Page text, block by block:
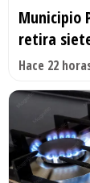
Municipio
retira
Hace 22